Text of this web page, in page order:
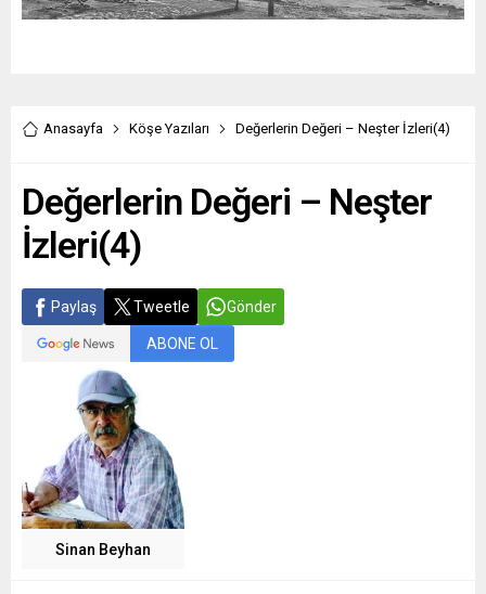
Anasayfa Köşe Yazıları Değerlerin Değeri – Neşter İzleri(4)
Değerlerin Değeri – Neşter
İzleri(4)
Paylaş Tweetle Gönder
ABONE OL
Sinan Beyhan